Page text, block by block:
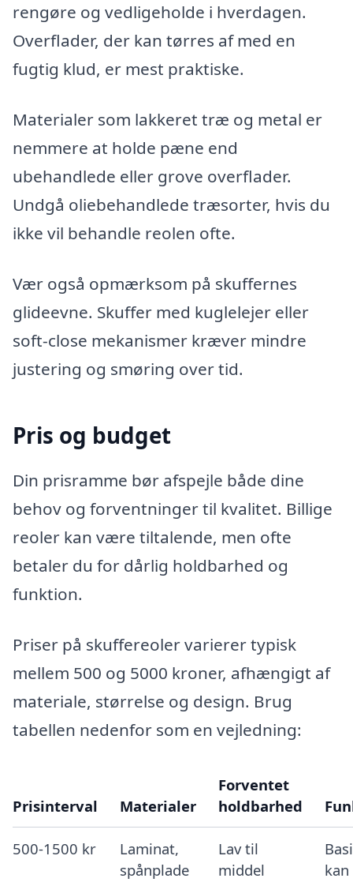
rengøre og vedligeholde i hverdagen.
Overflader, der kan tørres af med en
fugtig klud, er mest praktiske.
Materialer som lakkeret træ og metal er
nemmere at holde pæne end
ubehandlede eller grove overflader.
Undgå oliebehandlede træsorter, hvis du
ikke vil behandle reolen ofte.
Vær også opmærksom på skuffernes
glideevne. Skuffer med kuglelejer eller
soft-close mekanismer kræver mindre
justering og smøring over tid.
Pris og budget
Din prisramme bør afspejle både dine
behov og forventninger til kvalitet. Billige
reoler kan være tiltalende, men ofte
betaler du for dårlig holdbarhed og
funktion.
Priser på skuffereoler varierer typisk
mellem 500 og 5000 kroner, afhængigt af
materiale, størrelse og design. Brug
tabellen nedenfor som en vejledning:
Prisinterval Materialer
Forventet
holdbarhed
500-1500 kr
Laminat,
spånplade
Lav til
middel